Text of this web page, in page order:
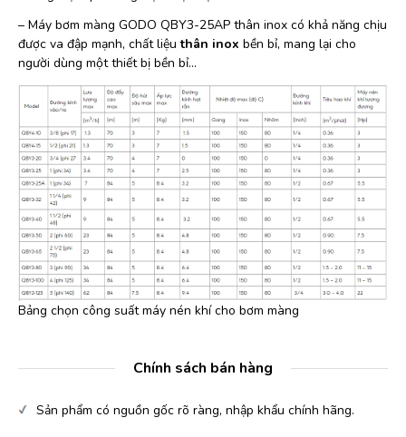
– Máy bơm màng GODO QBY3-25AP thân inox có khả năng chịu
được va đập mạnh, chất liệuthân inox bền bỉ, mang lại cho
người dùng một thiết bị bền bỉ…
Bảng chọn công suất máy nén khí cho bơm màng
Chính sách bán hàng
Sản phẩm có nguồn gốc rõ ràng, nhập khẩu chính hãng.